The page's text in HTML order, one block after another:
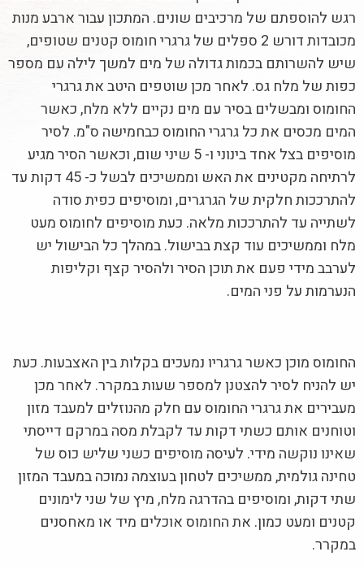
רגש להוספתם של מרכיבים שונים. המתכון עבור ארבע מנות
מכובדות דורש 2 ספלים של גרגרי חומוס קטנים שטופים,
שיש להשרותם בכמות גדולה של מים למשך לילה עם מספר
כפות של מלח גס. לאחר מכן שוטפים היטב את גרגרי
החומוס ומבשלים בסיר עם מים נקיים ללא מלח, כאשר
המים מכסים את כל גרגרי החומוס כבחמישה ס"מ. לסיר
מוסיפים בצל אחד בינוני ו- 5 שיני שום, וכאשר הסיר מגיע
לרתיחה מקטינים את האש וממשיכים לבשל כ- 45 דקות עד
להתרככות חלקית של הגרגרים, ומוסיפים כפית סודה
לשתייה עד להתרככות מלאה. כעת מוסיפים לחומוס מעט
מלח וממשיכים עוד קצת בבישול. במהלך כל הבישול יש
לערבב מידי פעם את תוכן הסיר ולהסיר קצף וקליפות
הנערמות על פני המים.
החומוס מוכן כאשר גרגריו נמעכים בקלות בין האצבעות. כעת
יש להניח לסיר להצטנן למספר שעות במקרר. לאחר מכן
מעבירים את גרגרי החומוס עם חלק מהנוזלים למעבד מזון
וטוחנים אותם כשתי דקות עד לקבלת מסה במרקם דייסתי
שאינו נוקשה מידי. לעיסה מוסיפים כשני שליש כוס של
טחינה גולמית, ממשיכים לטחון בעוצמה נמוכה במעבד המזון
שתי דקות, ומוסיפים בהדרגה מלח, מיץ של שני לימונים
קטנים ומעט כמון. את החומוס אוכלים מיד או מאחסנים
במקרר.